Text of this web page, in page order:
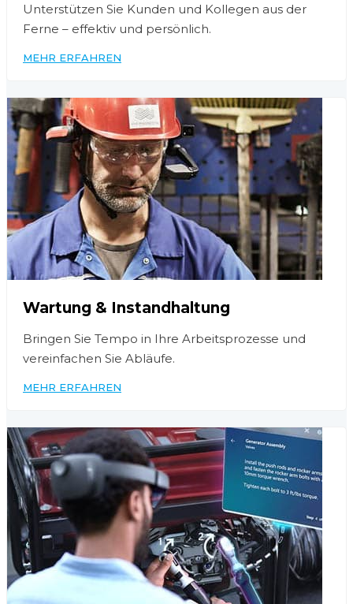
Unterstützen Sie Kunden und Kollegen aus der
Ferne – effektiv und persönlich.
MEHR ERFAHREN
Wartung & Instandhaltung
Bringen Sie Tempo in Ihre Arbeitsprozesse und
vereinfachen Sie Abläufe.
MEHR ERFAHREN